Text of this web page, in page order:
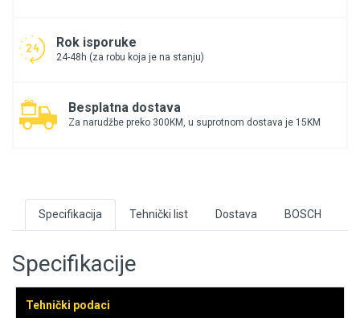
Rok isporuke
24-48h (za robu koja je na stanju)
Besplatna dostava
Za narudžbe preko 300KM, u suprotnom dostava je 15KM
Specifikacija Tehnički list Dostava BOSCH
Specifikacije
Tehnički podaci